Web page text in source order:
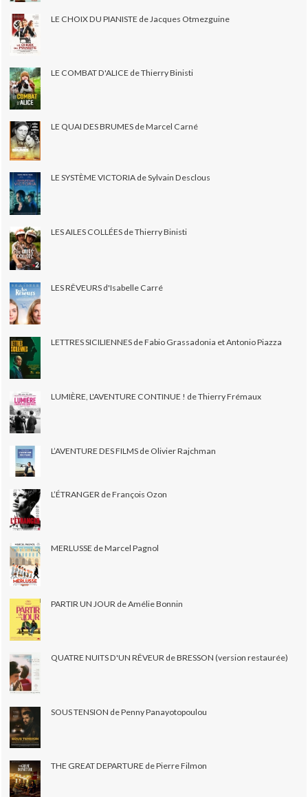
LE CHOIX DU PIANISTE de Jacques Otmezguine
LE COMBAT D'ALICE de Thierry Binisti
LE QUAI DES BRUMES de Marcel Carné
LE SYSTÈME VICTORIA de Sylvain Desclous
LES AILES COLLÉES de Thierry Binisti
LES RÊVEURS d'Isabelle Carré
LETTRES SICILIENNES de Fabio Grassadonia et Antonio Piazza
LUMIÈRE, L'AVENTURE CONTINUE ! de Thierry Frémaux
L’AVENTURE DES FILMS de Olivier Rajchman
L’ÉTRANGER de François Ozon
MERLUSSE de Marcel Pagnol
PARTIR UN JOUR de Amélie Bonnin
QUATRE NUITS D'UN RÊVEUR de BRESSON (version restaurée)
SOUS TENSION de Penny Panayotopoulou
THE GREAT DEPARTURE de Pierre Filmon